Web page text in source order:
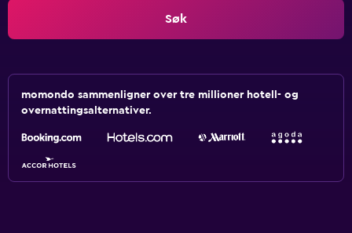
Søk
momondo sammenligner over tre millioner hotell- og
overnattingsalternativer.